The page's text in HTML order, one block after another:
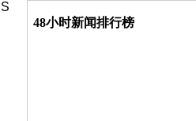
48小时新闻排行榜